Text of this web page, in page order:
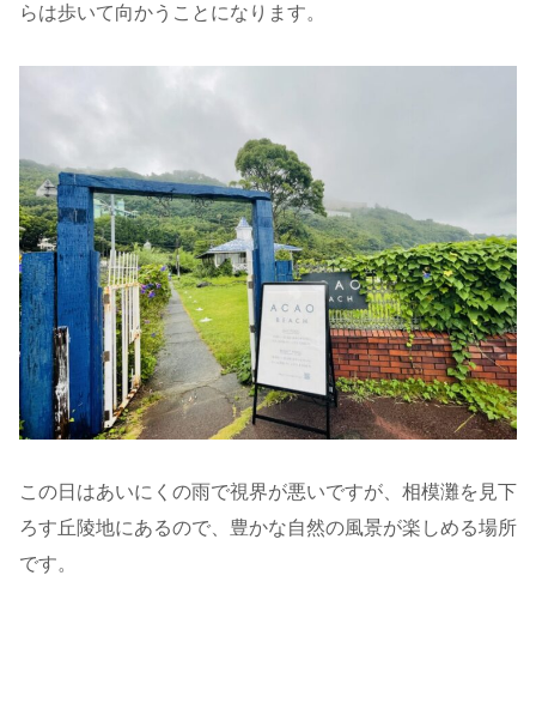
らは歩いて向かうことになります。
この日はあいにくの雨で視界が悪いですが、相模灘を見下
ろす丘陵地にあるので、豊かな自然の風景が楽しめる場所
です。